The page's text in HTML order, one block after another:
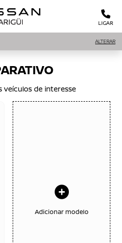
LIGAR
ALTERAR
veículos de interesse
Adicionar modelo